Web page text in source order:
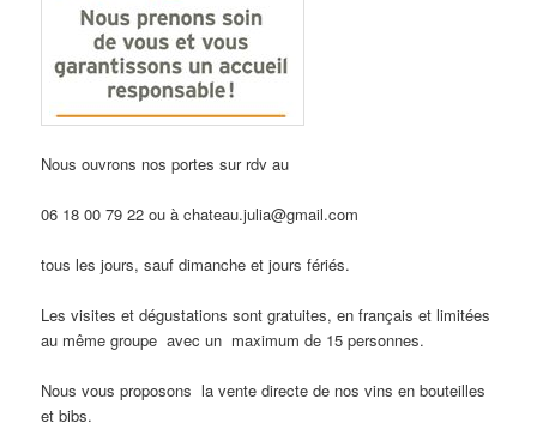
Nous ouvrons nos portes sur rdv au
06 18 00 79 22 ou à chateau.julia@gmail.com
tous les jours, sauf dimanche et jours fériés.
Les visites et dégustations sont gratuites, en français et limitées
au même groupe avec un maximum de 15 personnes.
Nous vous proposons la vente directe de nos vins en bouteilles
et bibs.